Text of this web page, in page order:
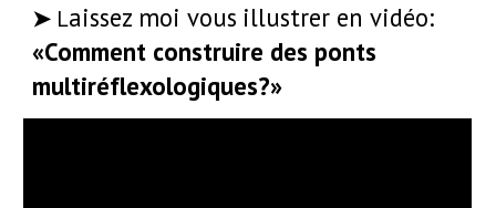
➤ Laissez moi vous illustrer en vidéo:
«Comment construire des ponts
multiréflexologiques?»